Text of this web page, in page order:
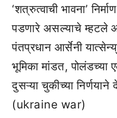
‘शत्रुत्वाची भावना’
पडणारे असल्याचे म्हटले
पंतप्रधान आर्सेनी
भूमिका मांडत, पोलंडच्या
दुसऱ्या चुकीच्या
(ukraine war)